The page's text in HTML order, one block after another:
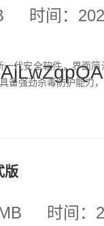
时间：
代安全软件，界面
备强劲杀毒防护能力
版
时间：